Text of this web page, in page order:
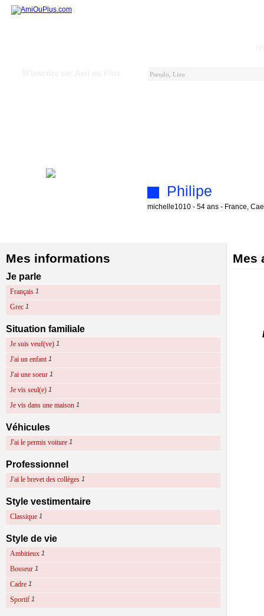
Philipe
michelle1010 - 54 ans - France,
Mes informations
Je parle
Français 1
Grec 1
Situation familiale
Je suis veuf(ve) 1
J'ai un enfant 1
J'ai une soeur 1
Je vis seul(e) 1
Je vis dans une maison 1
Véhicules
J'ai le permis voiture 1
Professionnel
J'ai le brevet des collèges 1
Style vestimentaire
Classique 1
Style de vie
Ambitieux 1
Bosseur 1
Cadre 1
Sportif 1
Mes